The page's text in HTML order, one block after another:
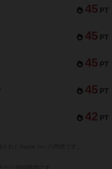
45 PT
45 PT
45 PT
45 PT
42 PT